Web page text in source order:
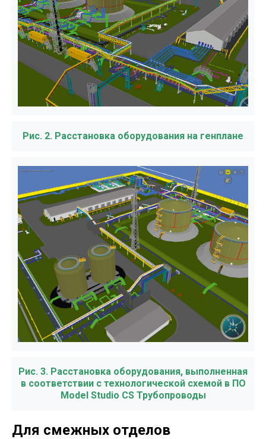
Рис. 2. Расстановка оборудования на генплане
Рис. 3. Расстановка оборудования, выполненная
в соответствии с технологической схемой в ПО
Model Studio CS Трубопроводы
Для смежных отделов